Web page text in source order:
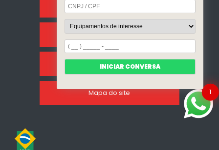
Sobre Nós
Categorias
Clientes
Mapa do site 1
INICIAR CONVERSA